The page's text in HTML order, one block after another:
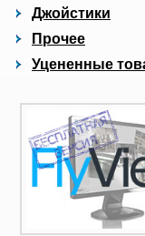
Джойстики
Прочее
Уцененные